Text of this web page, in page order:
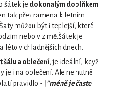
šátek je dokonalým doplňkem
tak přes ramena k letním
můžou být i teplejší, které
nebo v zimě.Šátek je
léto v chladnějších dnech.
šálu a oblečení, je ideální, když
je i na oblečení. Ale ne nutně
pravidlo - \"méně je často